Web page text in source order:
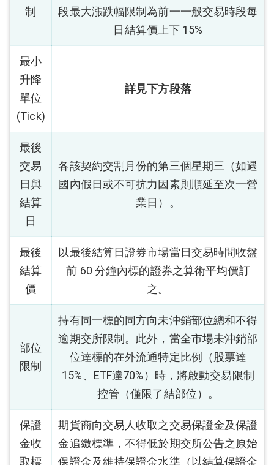
制
段最大漲跌幅限制為前一一般交易時段每
日結算價上下 15%
最小
升降
單位
(Tick)
詳見下方段落
最後
交易
日與
結算
日
各該契約交割月份的第三個星期三（如遇
國內假日或不可抗力因素則順延至次一營
業日）。
最後
結算
價
以最後結算日證券市場當日交易時間收盤
前 60 分鐘內標的證券之算術平均價訂
之。
部位
限制
持有同一標的同方向未沖銷部位總和不得
逾期交所限制。此外，當全市場未沖銷部
位達標的在外流通特定比例（股票達
15%、ETF達70%）時，將啟動交易限制
控管（僅限了結部位）。
保證
金收
取標
期貨商向交易人收取之交易保證金及保證
金追繳標準，不得低於期交所公告之原始
保證金及維持保證金水準（以結算保證金